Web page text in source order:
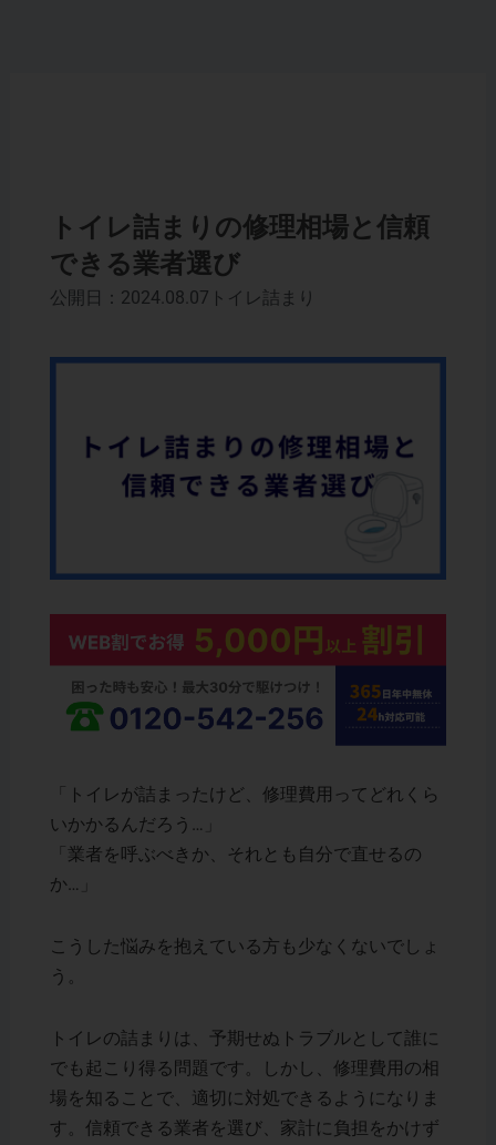
トイレ詰まりの修理相場と信頼
できる業者選び
公開日：2024.08.07 トイレ詰まり
「トイレが詰まったけど、修理費用ってどれくら
いかかるんだろう…」
「業者を呼ぶべきか、それとも自分で直せるの
か…」
こうした悩みを抱えている方も少なくないでしょ
う。
トイレの詰まりは、予期せぬトラブルとして誰に
でも起こり得る問題です。しかし、修理費用の相
場を知ることで、適切に対処できるようになりま
す。信頼できる業者を選び、家計に負担をかけず